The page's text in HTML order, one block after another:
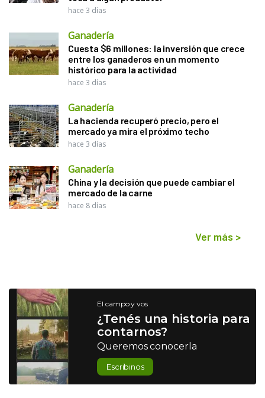
hace 3 días
Ganadería
Cuesta $6 millones: la inversión que crece
entre los ganaderos en un momento
histórico para la actividad
hace 3 días
Ganadería
La hacienda recuperó precio, pero el
mercado ya mira el próximo techo
hace 3 días
Ganadería
China y la decisión que puede cambiar el
mercado de la carne
hace 8 días
Ver más >
El campo y vos
¿Tenés una historia para
contarnos?
Queremos conocerla
Escribinos